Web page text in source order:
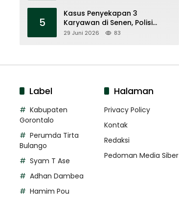
5
Kasus Penyekapan 3
Karyawan di Senen, Polisi
Tahan 7 Tersangka
29 Juni 2026 83
Label
Kabupaten
Gorontalo
Perumda Tirta
Bulango
Syam T Ase
Adhan Dambea
Hamim Pou
Halaman
Privacy Policy
Kontak
Redaksi
Pedoman Media Siber